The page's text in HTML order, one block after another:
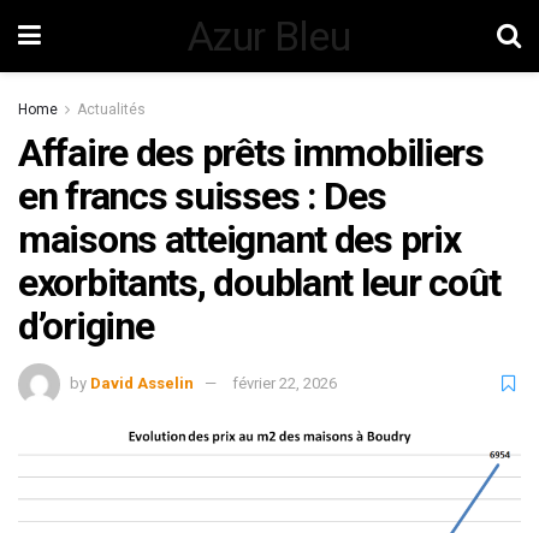
Azur Bleu
Home Actualités
Affaire des prêts immobiliers
en francs suisses : Des
maisons atteignant des prix
exorbitants, doublant leur coût
d’origine
by David Asselin février 22, 2026